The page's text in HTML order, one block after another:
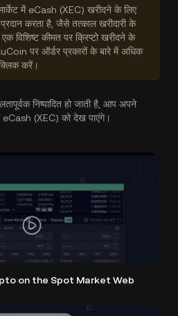
में eCash (XEC) खरीदने के लिए
करता है, जैसे तत्काल खरीदारी के
विशिष्ट कीमत पर क्रिप्टो खरीदने के
पर ऑर्डर प्रकारों के बारे में अधिक
करें।
निष्पादित हो जाती है, आप अपने
(XEC) को देख पाएंगे।
on the Spot Market Web